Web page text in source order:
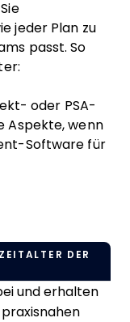
jeder Plan zu
passt. So
oder PSA-
Aspekte, wenn
Software für
DER
und erhalten
praxisnahen